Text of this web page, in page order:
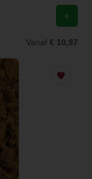
Vanaf € 10,97